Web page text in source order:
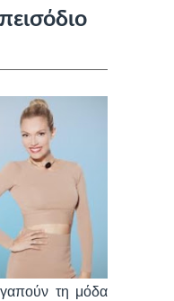
τη μόδα